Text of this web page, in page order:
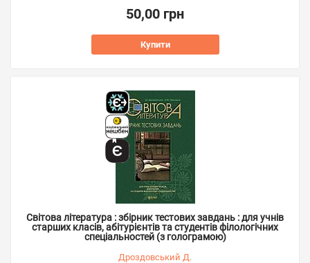
50,00 грн
Купити
Світова література : збірник тестових завдань : для учнів
старших класів, абітурієнтів та студентів філологічних
спеціальностей (з голограмою)
Дроздовський Д.